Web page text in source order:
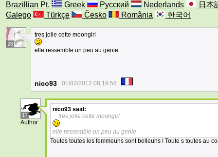
Brazillian Pt.
Greek Русский Nederlands
日本
Galego
Türkçe Česko România 한국어
28
tres jolie cette moongirl
elle ressemble un peu au genie
nico93 01/02/2012 08:19:58
17
Author
nico93 said:
tres jolie cette moongirl
elle ressemble un peu au genie
Toutes toutes les femmeuhs sont belleuhs ! Toute s toutes au